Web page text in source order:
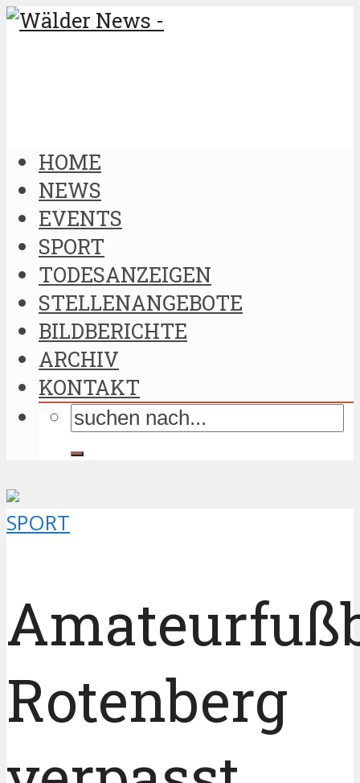
HOME
NEWS
EVENTS
SPORT
TODESANZEIGEN
STELLENANGEBOTE
BILDBERICHTE
ARCHIV
KONTAKT
SPORT
Rotenberg